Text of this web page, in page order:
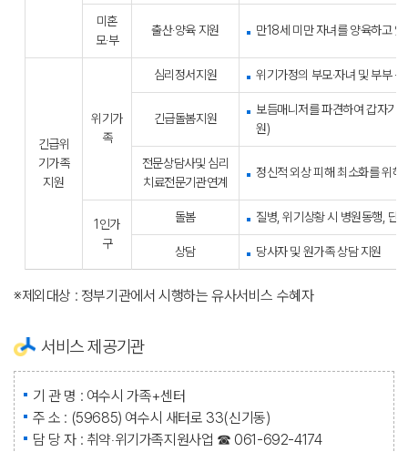
미혼
모‧부
출산‧양육 지원 만18세 미만 자녀를 양육하고
긴급위
기가족
지원
위기가
족
심리정서지원 위기가정의 부모‧자녀 및 부부
긴급돌봄지원
보듬매니저를 파견하여 갑자기
원)
전문상담사및 심리
치료전문기관연계
정신적 외상 피해 최소화를 위해
1인가
구
돌봄 질병, 위기상황 시 병원동행, 단
상담 당사자 및 원가족 상담 지원
※제외대상 : 정부기관에서 시행하는 유사서비스 수혜자
서비스 제공기관
기 관 명 : 여수시 가족+센터
주 소 : (59685) 여수시 새터로 33(신기동)
담 당 자 : 취약‧위기가족지원사업 ☎ 061-692-4174